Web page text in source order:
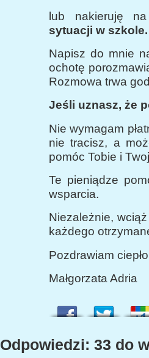
lub nakieruję na
sytuacji w szkole.
Napisz do mnie
ochotę
Rozmowa trwa
Jeśli uznasz, że
Nie wymagam
nie tracisz, a
pomóc Tobie i
Te pieniądze
wsparcia.
Niezależnie,
każdego
Pozdrawiam
Małgorzata Adria
Odpowiedzi: 33 do